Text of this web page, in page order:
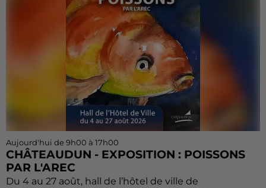
Aujourd'hui de 9h00 à 17h00
CHÂTEAUDUN - EXPOSITION : POISSONS
PAR L'AREC
Du 4 au 27 août, hall de l’hôtel de ville de